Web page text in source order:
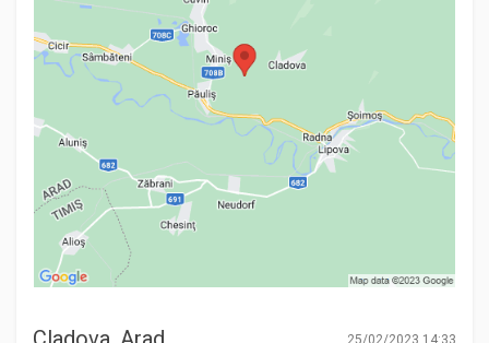
25/02/2023 14:33